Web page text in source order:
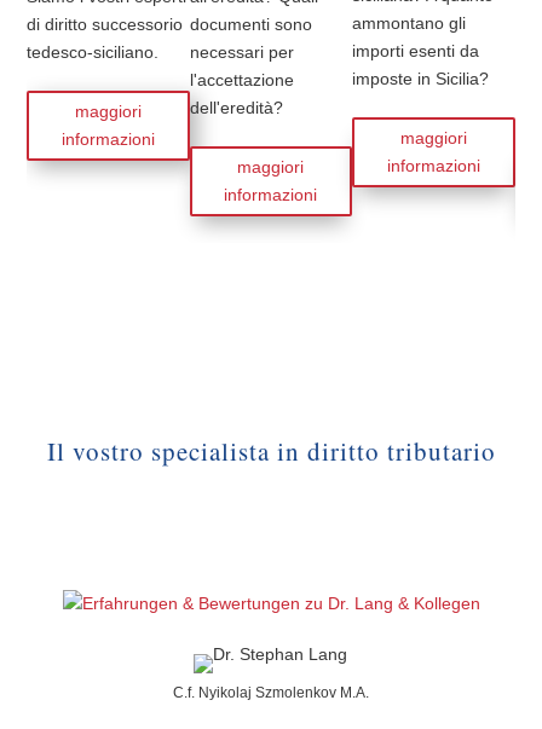
di diritto successorio
tedesco-siciliano.
maggiori
informazioni
documenti sono
necessari per
l'accettazione
dell'eredità?
maggiori
informazioni
ammontano gli
importi esenti da
imposte in Sicilia?
maggiori
informazioni
Il vostro specialista in diritto tributario
C.f. Nyikolaj Szmolenkov M.A.